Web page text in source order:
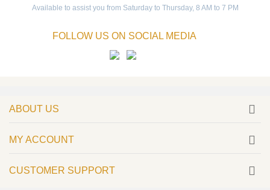
behind the...
Available to assist you from Saturday to Thursday, 8 AM to 7 PM
FOLLOW US ON SOCIAL MEDIA
ABOUT US
MY ACCOUNT
CUSTOMER SUPPORT